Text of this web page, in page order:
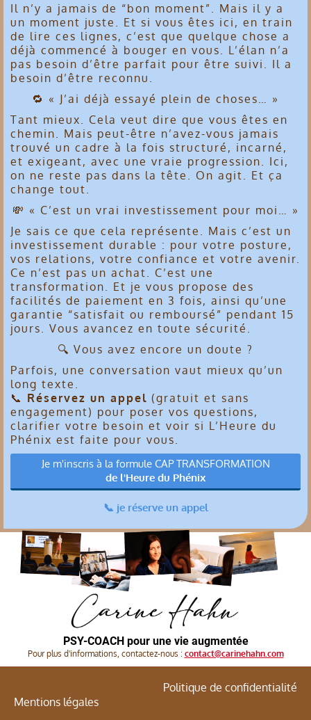
Il n’y a jamais de “bon moment”. Mais il y a
un moment juste. Et si vous êtes ici, en train
de lire ces lignes, c’est que quelque chose a
déjà commencé à bouger en vous. L’élan n’a
pas besoin d’être parfait pour être suivi. Il a
besoin d’être reconnu.
🔁 « J’ai déjà essayé plein de choses… »
Tant mieux. Cela veut dire que vous êtes en
chemin. Mais peut-être n’avez-vous jamais
trouvé un cadre à la fois structuré, incarné,
et exigeant, avec une vraie progression. Ici,
on ne reste pas dans la tête. On agit. Et ça
change tout.
💸 « C’est un vrai investissement pour moi… »
Je sais ce que cela représente. Mais c’est un
investissement durable : pour votre posture,
vos relations, votre confiance et votre avenir.
Ce n’est pas un achat. C’est une
transformation. Et je vous propose des
facilités de paiement en 3 fois, ainsi qu’une
garantie “satisfait ou remboursé” pendant 15
jours. Vous avancez en toute sécurité.
🔍 Vous avez encore un doute ?
Parfois, une conversation vaut mieux qu’un
long texte.
📞 Réservez un appel (gratuit et sans
engagement) pour poser vos questions,
clarifier votre besoin et voir si L’Heure du
Phénix est faite pour vous.
Je m'inscris à la formule CAP TRANSFORMATION
de l'Heure du Phénix
📞 je réserve un appel
PSY-COACH pour une vie augmentée
Pour plus d'informations, contactez-nous : contact@carinehahn.com
Politique de confidentialité
Mentions légales